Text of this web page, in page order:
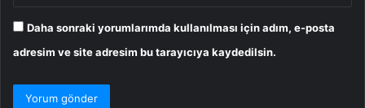
Daha sonraki yorumlarımda kullanılması için adım, e-posta
adresim ve site adresim bu tarayıcıya kaydedilsin.